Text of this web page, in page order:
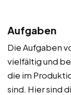
Aufgaben
Die Aufgaben
vielfältig und
die im
sind. Hier sind